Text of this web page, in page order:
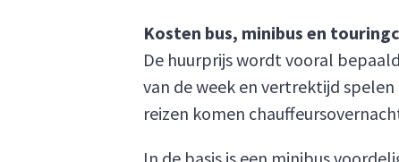
Kosten bus, minibus en
De huurprijs wordt vooral
van de week en vertrektijd
reizen komen